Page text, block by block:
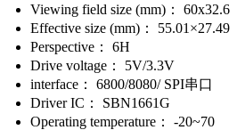
Viewing field size (mm)：
60x32.6
Effective size (mm)：
55.01×27.49
Perspective：
6H
Drive voltage：
5V/3.3V
interface：
6800/8080/ SPI串口
Driver IC：
SBN1661G
Operating temperature：
-20~70